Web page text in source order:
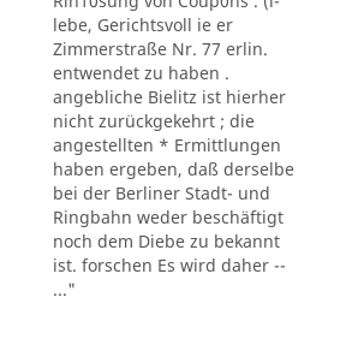
lebe, Gerichtsvoll ie er
Zimmerstraße Nr. 77 erlin.
entwendet zu haben .
angebliche Bielitz ist hierher
nicht zurückgekehrt ; die
angestellten * Ermittlungen
haben ergeben, daß derselbe
bei der Berliner Stadt- und
Ringbahn weder beschäftigt
noch dem Diebe zu bekannt
ist. forschen Es wird daher --
..."